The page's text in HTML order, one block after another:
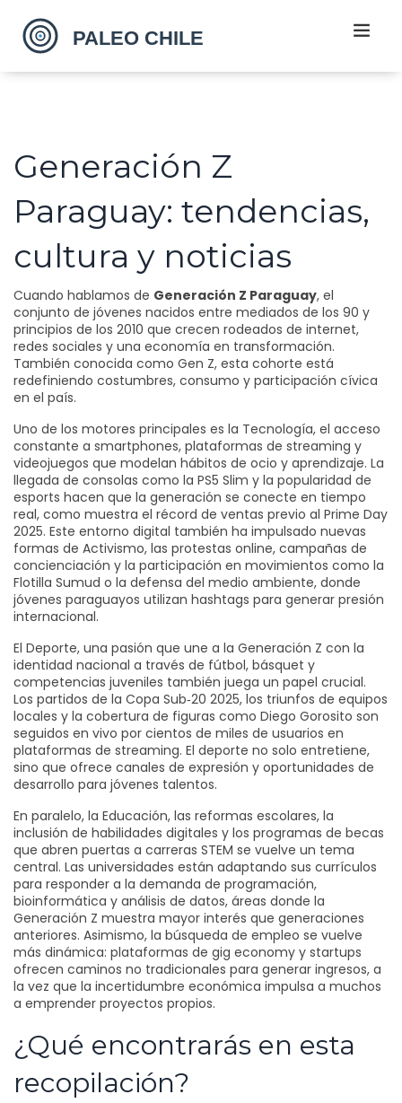
Generación Z
Paraguay: tendencias,
cultura y noticias
Cuando hablamos de Generación Z Paraguay, el
conjunto de jóvenes nacidos entre mediados de los 90 y
principios de los 2010 que crecen rodeados de internet,
redes sociales y una economía en transformación.
También conocida como Gen Z, esta cohorte está
redefiniendo costumbres, consumo y participación cívica
en el país.
Uno de los motores principales es la Tecnología, el acceso
constante a smartphones, plataformas de streaming y
videojuegos que modelan hábitos de ocio y aprendizaje. La
llegada de consolas como la PS5 Slim y la popularidad de
esports hacen que la generación se conecte en tiempo
real, como muestra el récord de ventas previo al Prime Day
2025. Este entorno digital también ha impulsado nuevas
formas de Activismo, las protestas online, campañas de
concienciación y la participación en movimientos como la
Flotilla Sumud o la defensa del medio ambiente, donde
jóvenes paraguayos utilizan hashtags para generar presión
internacional.
El Deporte, una pasión que une a la Generación Z con la
identidad nacional a través de fútbol, básquet y
competencias juveniles también juega un papel crucial.
Los partidos de la Copa Sub‑20 2025, los triunfos de equipos
locales y la cobertura de figuras como Diego Gorosito son
seguidos en vivo por cientos de miles de usuarios en
plataformas de streaming. El deporte no solo entretiene,
sino que ofrece canales de expresión y oportunidades de
desarrollo para jóvenes talentos.
En paralelo, la Educación, las reformas escolares, la
inclusión de habilidades digitales y los programas de becas
que abren puertas a carreras STEM se vuelve un tema
central. Las universidades están adaptando sus currículos
para responder a la demanda de programación,
bioinformática y análisis de datos, áreas donde la
Generación Z muestra mayor interés que generaciones
anteriores. Asimismo, la búsqueda de empleo se vuelve
más dinámica: plataformas de gig economy y startups
ofrecen caminos no tradicionales para generar ingresos, a
la vez que la incertidumbre económica impulsa a muchos
a emprender proyectos propios.
¿Qué encontrarás en esta
recopilación?